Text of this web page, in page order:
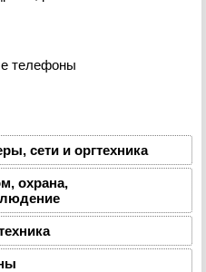
телефоны
сети и оргтехника
охрана,